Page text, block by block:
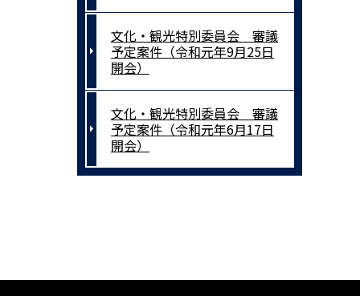
文化・観光特別委員会 審議
予定案件（令和元年9月25日
開会）
文化・観光特別委員会 審議
予定案件（令和元年6月17日
開会）